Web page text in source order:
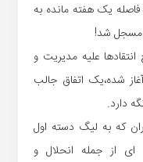
یک هفته مانده به
مسجل شد!
علیه مدیریت و
شده،یک اتفاق جالب
دارد.
که به لیگ دسته اول
از جمله انحلال و